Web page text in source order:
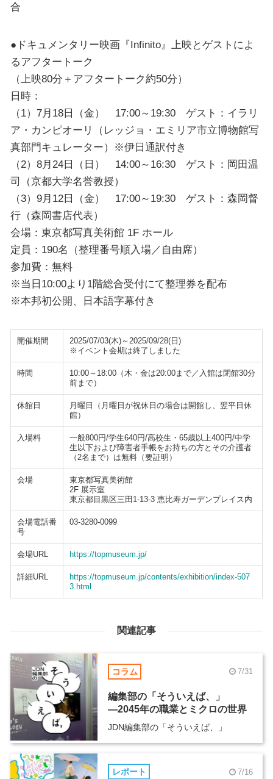
合
●ドキュメンタリー映画『Infinito』上映とゲストによ
るアフタートーク
（上映80分＋アフタートーク約50分）
日時：
（1）7月18日（金） 17:00～19:30 ゲスト：イラリ
ア・カンピオーリ（レッジョ・エミリア市立博物館写
真部門キュレーター）※伊日通訳付き
（2）8月24日（日） 14:00～16:30 ゲスト：岡田温
司（京都大学名誉教授）
（3）9月12日（金） 17:00～19:30 ゲスト：森岡督
行（森岡書店代表）
会場：東京都写真美術館 1F ホール
定員：190名（整理番号順入場／自由席）
参加費：無料
※当日10:00より1階総合受付にて整理券を配布
※本邦初公開、日本語字幕付き
開催期間
2025/07/03(木)～2025/09/28(日)
※イベント会期は終了しました
時間
10:00～18:00（木・金は20:00まで／入館は閉館30分
前まで）
休館日
月曜日（月曜日が祝休日の場合は開館し、翌平日休
館）
入場料
一般800円/学生640円/高校生・65歳以上400円/中学
生以下および障害者手帳をお持ちの方とその介護者
（2名まで）は無料（要証明）
会場
東京都写真美術館
2F 展示室
東京都目黒区三田1-13-3 恵比寿ガーデンプレイス内
会場電話番
号
03-3280-0099
会場URL https://topmuseum.jp/
詳細URL
https://topmuseum.jp/contents/exhibition/index-507
3.html
関連記事
コラム 7/31
編集部の「そういえば、」
―2045年の職業とミクロの世界
JDN編集部の「そういえば、」
レポート 7/16